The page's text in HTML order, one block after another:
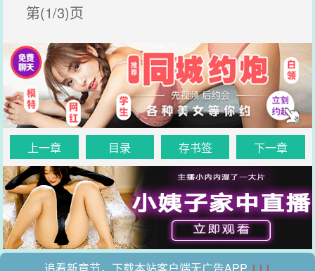
第(1/3)页
上一章 目录 存书签 下一章
↓↓↓